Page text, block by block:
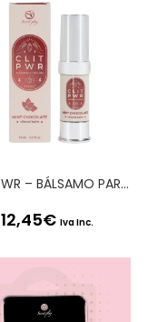
CLIT PWR – BÁLSAMO PARA CLÍTORIS COM MENTA E CHOCOLATE 15ML SECRET PLAY
12,45€ Iva Inc.